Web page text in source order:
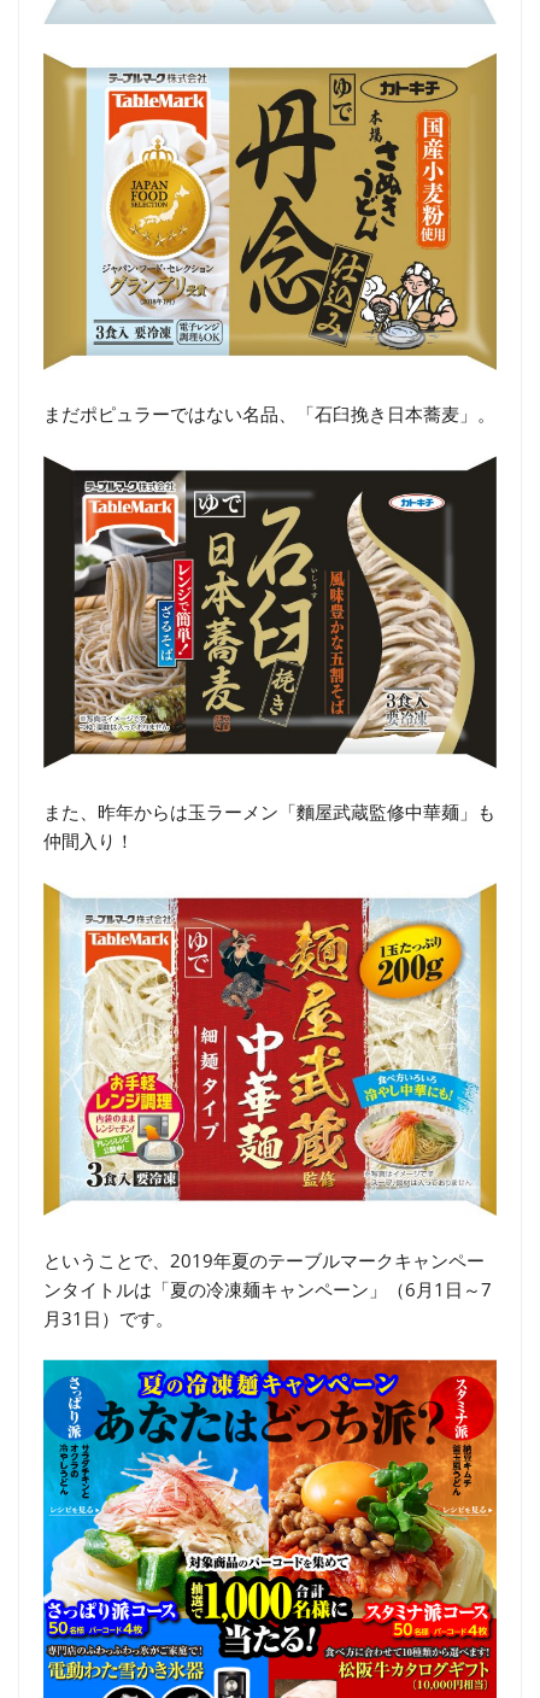
まだポピュラーではない名品、「石臼挽き日本蕎麦」。
また、昨年からは玉ラーメン「麵屋武蔵監修中華麺」も
仲間入り！
ということで、2019年夏のテーブルマークキャンペー
ンタイトルは「夏の冷凍麺キャンペーン」（6月1日～7
月31日）です。